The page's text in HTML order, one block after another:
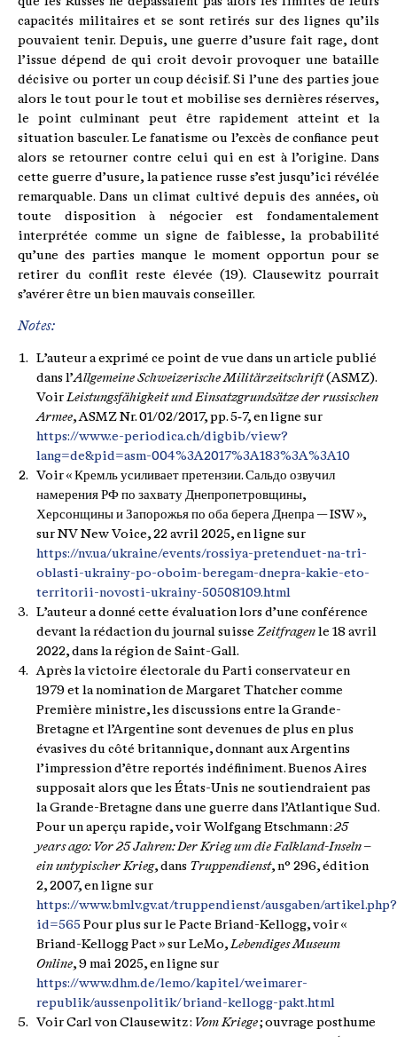
capacités militaires et se sont retirés sur des lignes qu’ils
pouvaient tenir. Depuis, une guerre d’usure fait rage, dont
l’issue dépend de qui croit devoir provoquer une bataille
décisive ou porter un coup décisif. Si l’une des parties joue
alors le tout pour le tout et mobilise ses dernières réserves,
le point culminant peut être rapidement atteint et la
situation basculer. Le fanatisme ou l’excès de confiance peut
alors se retourner contre celui qui en est à l’origine. Dans
cette guerre d’usure, la patience russe s’est jusqu’ici révélée
remarquable. Dans un climat cultivé depuis des années, où
toute disposition à négocier est fondamentalement
interprétée comme un signe de faiblesse, la probabilité
qu’une des parties manque le moment opportun pour se
retirer du conflit reste élevée (19). Clausewitz pourrait
s’avérer être un bien mauvais conseiller.
Notes:
L’auteur a exprimé ce point de vue dans un article publié
dans l’Allgemeine Schweizerische Militärzeitschrift(ASMZ).
Voir Leistungsfähigkeit und Einsatzgrundsätze der russischen
Armee, ASMZ Nr. 01/02/2017, pp. 5‑7, en ligne sur
https://www.e-periodica.ch/digbib/view?
lang=de&pid=asm-004%3A2017%3A183%3A%3A10
Voir « Кремль усиливает претензии. Сальдо озвучил
намерения РФ по захвату Днепропетровщины,
Херсонщины и Запорожья по оба берега Днепра — ISW »,
sur NV New Voice, 22 avril 2025, en ligne sur
https://nv.ua/ukraine/events/rossiya-pretenduet-na-tri-
oblasti-ukrainy-po-oboim-beregam-dnepra-kakie-eto-
territorii-novosti-ukrainy-50508109.html
L’auteur a donné cette évaluation lors d’une conférence
devant la rédaction du journal suisse Zeitfragen le 18 avril
2022, dans la région de Saint-Gall.
Après la victoire électorale du Parti conservateur en
1979 et la nomination de Margaret Thatcher comme
Première ministre, les discussions entre la Grande-
Bretagne et l’Argentine sont devenues de plus en plus
évasives du côté britannique, donnant aux Argentins
l’impression d’être reportés indéfiniment. Buenos Aires
supposait alors que les États-Unis ne soutiendraient pas
la Grande-Bretagne dans une guerre dans l’Atlantique Sud.
Pour un aperçu rapide, voir Wolfgang Etschmann :25
years ago: Vor 25 Jahren: Der Krieg um die Falkland-Inseln –
ein untypischer Krieg, dans Truppendienst, n° 296, édition
2, 2007, en ligne sur
https://www.bmlv.gv.at/truppendienst/ausgaben/artikel.php?
id=565 Pour plus sur le Pacte Briand-Kellogg, voir «
Briand-Kellogg Pact » sur LeMo, Lebendiges Museum
Online, 9 mai 2025, en ligne sur
https://www.dhm.de/lemo/kapitel/weimarer-
republik/aussenpolitik/briand-kellogg-pakt.html
Voir Carl von Clausewitz : Vom Kriege; ouvrage posthume